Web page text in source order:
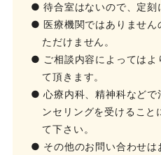
● 待合室はないので、定刻
● 医療機関ではありません
ただけません。
● ご相談内容によってはよ
て頂きます。
● 心療内科、精神科などで
ンセリングを受けるこ
て下さい。
● その他のお問い合わせは